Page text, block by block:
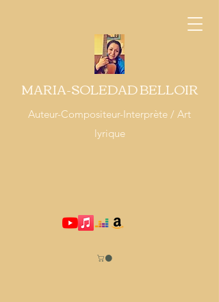
MARIA-SOLEDAD BELLOIR
Auteur-Compositeur-Interprète / Art
lyrique